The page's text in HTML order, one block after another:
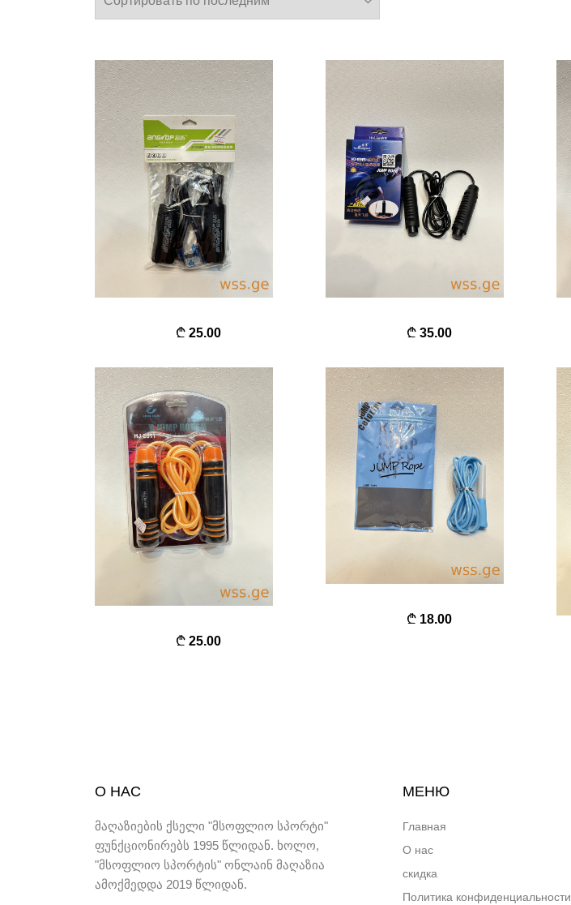
25.00 35.00
25.00
18.00
О НАС
მაღაზიების ქსელი "მსოფლიო სპორტი"
ფუნქციონირებს 1995 წლიდან. ხოლო,
"მსოფლიო სპორტის" ონლაინ მაღაზია
ამოქმედდა 2019 წლიდან.
МЕНЮ
Главная
О нас
скидка
Политика конфиденциальности